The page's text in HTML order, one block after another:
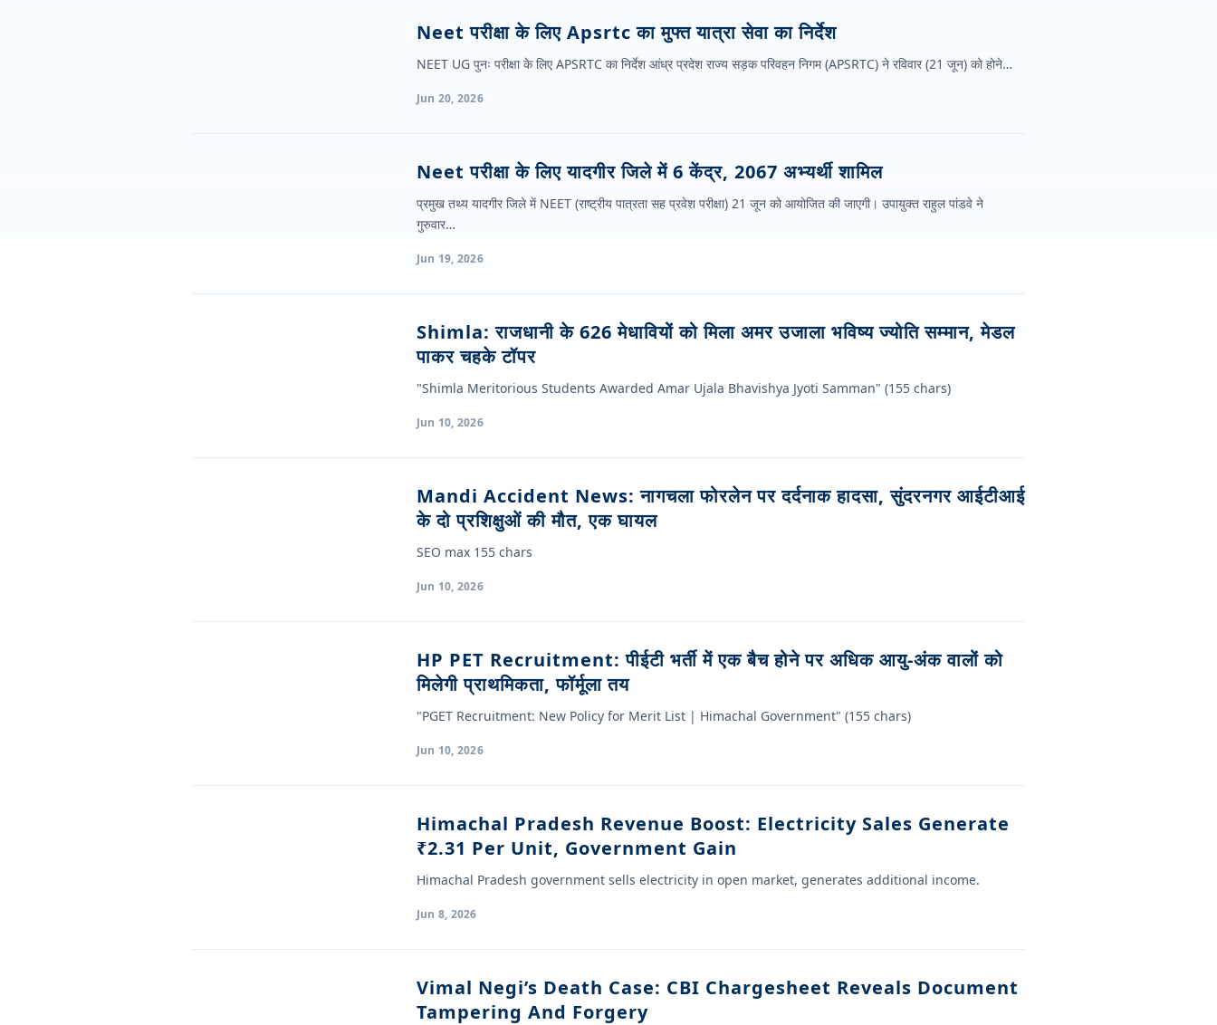
Neet परीक्षा के लिए Apsrtc का मुफ्त यात्रा सेवा का निर्देश
NEET UG पुनः परीक्षा के लिए APSRTC का निर्देश आंध्र प्रदेश राज्य सड़क परिवहन निगम (APSRTC) ने रविवार (21 जून) को होने…
Jun 20, 2026
Neet परीक्षा के लिए यादगीर जिले में 6 केंद्र, 2067 अभ्यर्थी शामिल
प्रमुख तथ्य यादगीर जिले में NEET (राष्ट्रीय पात्रता सह प्रवेश परीक्षा) 21 जून को आयोजित की जाएगी। उपायुक्त राहुल पांडवे ने
गुरुवार…
Jun 19, 2026
Shimla: राजधानी के 626 मेधावियों को मिला अमर उजाला भविष्य ज्योति सम्मान, मेडल
पाकर चहके टॉपर
"Shimla Meritorious Students Awarded Amar Ujala Bhavishya Jyoti Samman" (155 chars)
Jun 10, 2026
Mandi Accident News: नागचला फोरलेन पर दर्दनाक हादसा, सुंदरनगर आईटीआई
के दो प्रशिक्षुओं की मौत, एक घायल
SEO max 155 chars
Jun 10, 2026
HP PET Recruitment: पीईटी भर्ती में एक बैच होने पर अधिक आयु-अंक वालों को
मिलेगी प्राथमिकता, फॉर्मूला तय
"PGET Recruitment: New Policy for Merit List | Himachal Government" (155 chars)
Jun 10, 2026
Himachal Pradesh Revenue Boost: Electricity Sales Generate
₹2.31 Per Unit, Government Gain
Himachal Pradesh government sells electricity in open market, generates additional income.
Jun 8, 2026
Vimal Negi’s Death Case: CBI Chargesheet Reveals Document
Tampering And Forgery